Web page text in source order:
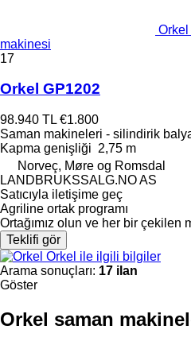
makinesi
17
Orkel GP1202
98.940 TL €1.800
Saman makineleri - silindirik
Kapma genişliği 2,75 m
Norveç, Møre og Romsdal
LANDBRUKSSALG.NO AS
Satıcıyla iletişime geç
Agriline ortak programı
Ortağımız olun ve her bir
Teklifi gör
Orkel ile ilgili bilgiler
Arama sonuçları: 17 ilan
Göster
Orkel saman